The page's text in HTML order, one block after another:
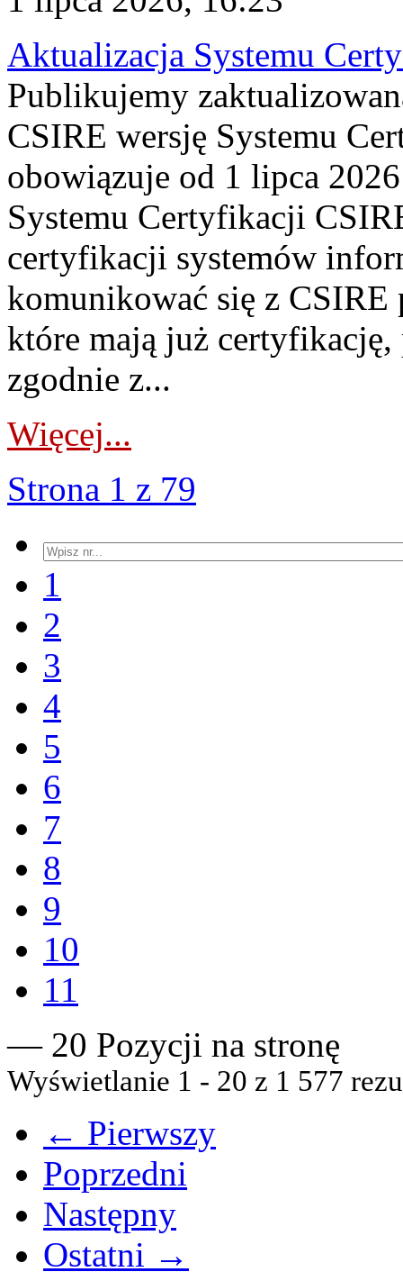
Aktualizacja Systemu
Publikujemy
CSIRE wersję Systemu
obowiązuje od 1 lipca
Systemu Certyfikacji
certyfikacji systemów
komunikować się z
które mają już
zgodnie z...
Więcej...
Strona 1 z 79
1
2
3
4
5
6
7
8
9
10
11
— 20 Pozycji na stronę
Wyświetlanie 1 - 20 z 1 577
← Pierwszy
Poprzedni
Następny
Ostatni →